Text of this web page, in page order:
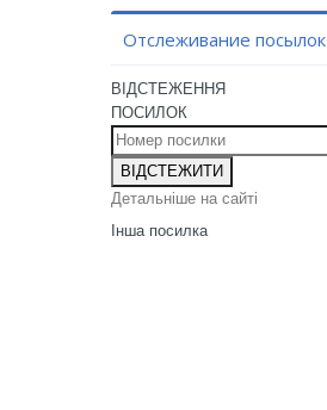
Отслеживание посылок
ВІДСТЕЖЕННЯ
ПОСИЛОК
ВІДСТЕЖИТИ
Детальніше на сайті
Інша посилка